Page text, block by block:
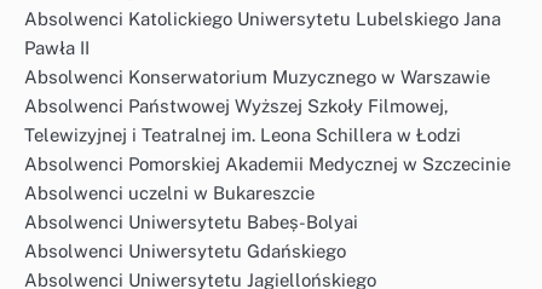
Absolwenci Katolickiego Uniwersytetu Lubelskiego Jana
Pawła II
Absolwenci Konserwatorium Muzycznego w Warszawie
Absolwenci Państwowej Wyższej Szkoły Filmowej,
Telewizyjnej i Teatralnej im. Leona Schillera w Łodzi
Absolwenci Pomorskiej Akademii Medycznej w Szczecinie
Absolwenci uczelni w Bukareszcie
Absolwenci Uniwersytetu Babeș-Bolyai
Absolwenci Uniwersytetu Gdańskiego
Absolwenci Uniwersytetu Jagiellońskiego